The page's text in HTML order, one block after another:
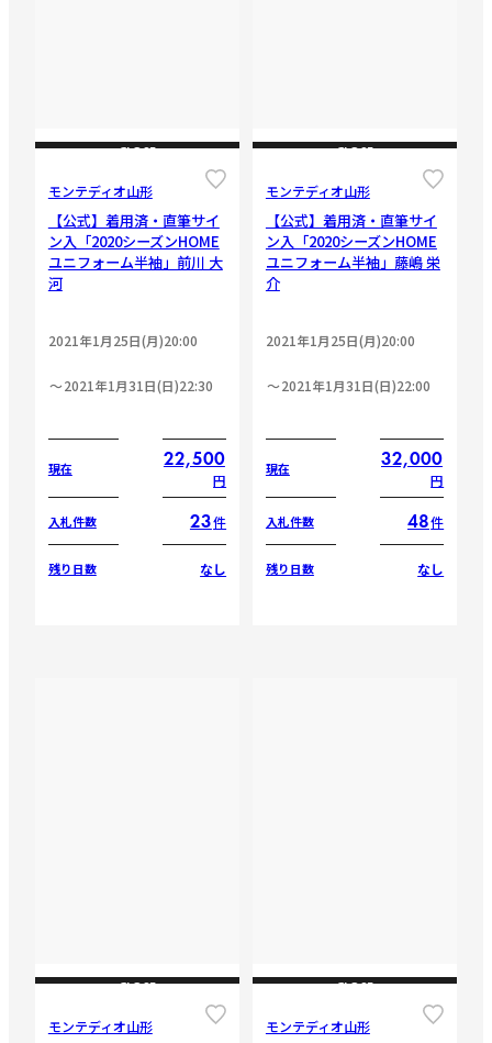
CLOSE
モンテディオ山形
【公式】着用済・直筆サイ
ン入「2020シーズンHOME
ユニフォーム半袖」前川 大
河
2021年1月25日(月)20:00
2021年1月31日(日)22:30
現在 22,500
円
入札件数 23件
残り日数 なし
CLOSE
モンテディオ山形
【公式】着用済・直筆サイ
ン入「2020シーズンHOME
ユニフォーム半袖」藤嶋 栄
介
2021年1月25日(月)20:00
2021年1月31日(日)22:00
現在 32,000
円
入札件数 48件
残り日数 なし
CLOSE
モンテディオ山形
CLOSE
モンテディオ山形